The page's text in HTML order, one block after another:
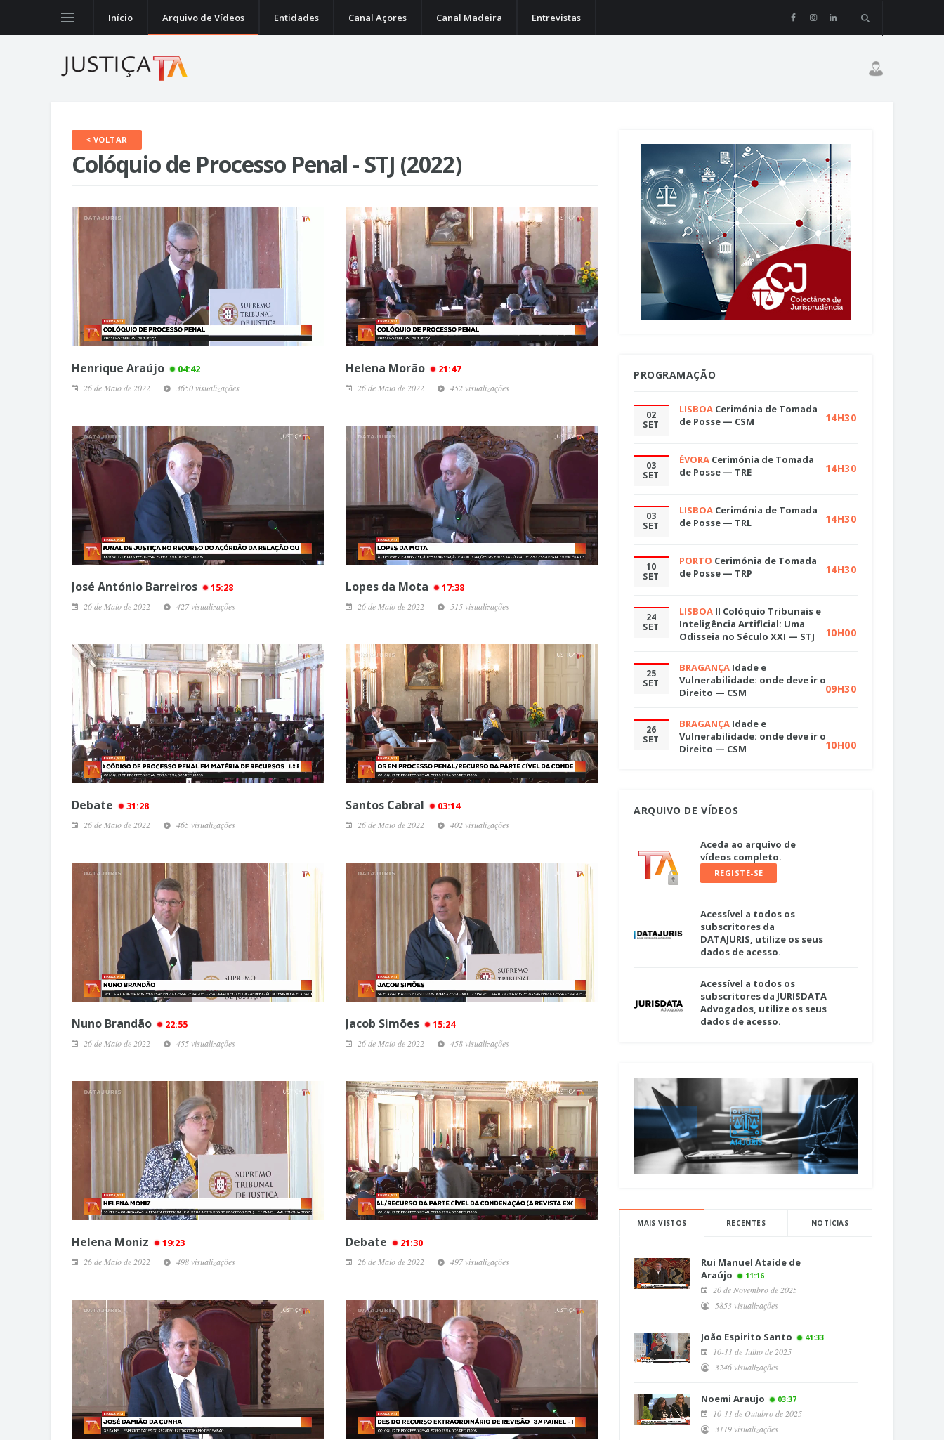
Início Arquivo de Vídeos Entidades Canal Açores Canal Madeira Entrevistas
< VOLTAR
Colóquio de Processo Penal - STJ (2022)
Henrique Araújo 04:42
26 de Maio de 2022 3650 visualizações
Helena Morão 21:47
26 de Maio de 2022 452 visualizações
José António Barreiros 15:28
26 de Maio de 2022 427 visualizações
Lopes da Mota 17:38
26 de Maio de 2022 515 visualizações
Debate 31:28
26 de Maio de 2022 465 visualizações
Santos Cabral 03:14
26 de Maio de 2022 402 visualizações
Nuno Brandão 22:55
26 de Maio de 2022 455 visualizações
Jacob Simões 15:24
26 de Maio de 2022 458 visualizações
Helena Moniz 19:23
26 de Maio de 2022 498 visualizações
Debate 21:30
26 de Maio de 2022 497 visualizações
PROGRAMAÇÃO
02
SET
LISBOA Cerimónia de Tomada
de Posse — CSM
14H30
03
SET
ÉVORA Cerimónia de Tomada
de Posse — TRE
14H30
03
SET
LISBOA Cerimónia de Tomada
de Posse — TRL
14H30
10
SET
PORTO Cerimónia de Tomada
de Posse — TRP
14H30
24
SET
LISBOA II Colóquio Tribunais e
Inteligência Artificial: Uma
Odisseia no Século XXI — STJ
10H00
25
SET
BRAGANÇA Idade e
Vulnerabilidade: onde deve ir o
Direito — CSM
09H30
26
SET
BRAGANÇA Idade e
Vulnerabilidade: onde deve ir o
Direito — CSM
10H00
ARQUIVO DE VÍDEOS
Aceda ao arquivo de
vídeos completo.
REGISTE-SE
Acessível a todos os
subscritores da
DATAJURIS, utilize os seus
dados de acesso.
Acessível a todos os
subscritores da JURISDATA
Advogados, utilize os seus
dados de acesso.
MAIS VISTOS RECENTES NOTÍCIAS
Rui Manuel Ataíde de
Araújo
11:16
20 de Novembro de 2025
5853 visualizações
João Espirito Santo 41:33
10-11 de Julho de 2025
3246 visualizações
Noemi Araujo 03:37
10-11 de Outubro de 2025
3119 visualizações